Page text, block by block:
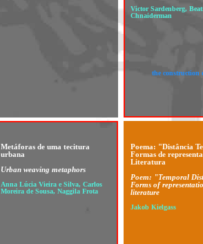
Victor Sardenberg,
Chnaiderman
the construction
Metáforas de uma tecitura
urbana
Urban weaving metaphors
Anna Lúcia Vieira e Silva, Carlos
Moreira de Sousa, Naggila Frota
Poema: "Distância
Formas de
Literatura
Poem: "Temporal
Forms of
literature
Jakob Kielgass